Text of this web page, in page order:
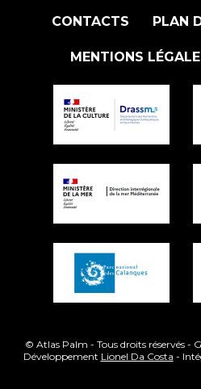
CONTACTS PLAN
MENTIONS
© Atlas Palm - Tous droits réservés -
Développement Lionel Da Costa -